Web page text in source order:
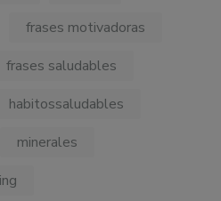
frases motivadoras
frases saludables
habitossaludables
minerales